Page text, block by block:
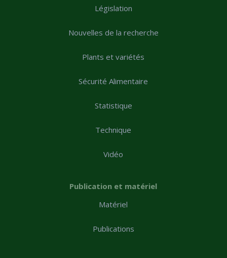
Législation
Nouvelles de la recherche
Plants et variétés
Sécurité Alimentaire
Statistique
Technique
Vidéo
Publication et matériel
Matériel
Publications